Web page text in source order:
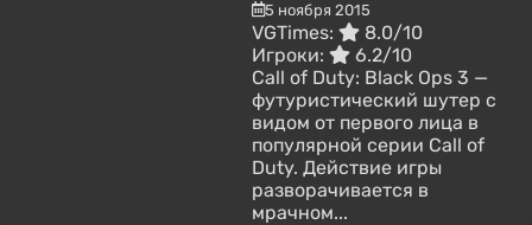
5 ноября 2015
VGTimes:
8.0/10
Игроки:
6.2/10
Call of Duty: Black Ops 3 —
футуристический шутер с
видом от первого лица в
популярной серии Call of
Duty. Действие игры
разворачивается в
мрачном...